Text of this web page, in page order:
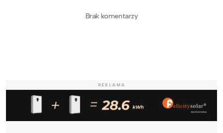
Brak komentarzy
REKLAMA